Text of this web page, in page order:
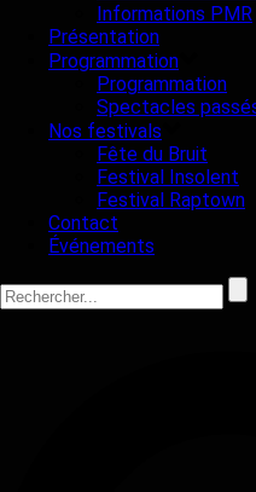
Informations PMR
Présentation
Programmation
Programmation
Spectacles
Nos festivals
Fête du Bruit
Festival Insolent
Festival Raptown
Contact
Événements